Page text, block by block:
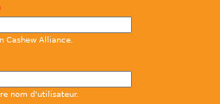
Cashew Alliance.
nom d'utilisateur.